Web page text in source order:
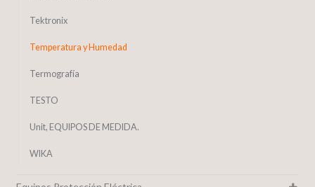
Tektronix
Temperatura y Humedad
Termografía
TESTO
Unit, EQUIPOS DE MEDIDA.
WIKA